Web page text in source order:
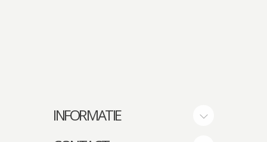
INFORMATIE